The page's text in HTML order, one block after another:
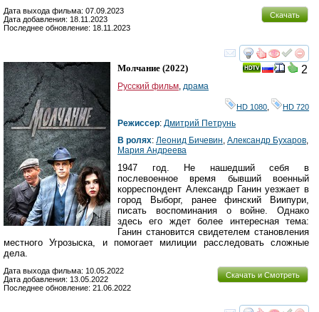
Скачать
Дата выхода фильма: 07.09.2023
Дата добавления: 18.11.2023
Последнее обновление: 18.11.2023
смотреть
2
Молчание (2022)
Русский фильм, драма
HD 1080, HD 720
Режиссер: Дмитрий Петрунь
В ролях: Леонид Бичевин, Александр Бухаров,
Мария Андреева
1947 год. Не нашедший себя в
послевоенное время бывший военный
корреспондент Александр Ганин уезжает в
город Выборг, ранее финский Виипури,
писать воспоминания о войне. Однако
здесь его ждет более интересная тема:
Ганин становится свидетелем становления
местного Угрозыска, и помогает милиции расследовать сложные
дела.
Скачать и Смотреть
Дата выхода фильма: 10.05.2022
Дата добавления: 13.05.2022
Последнее обновление: 21.06.2022